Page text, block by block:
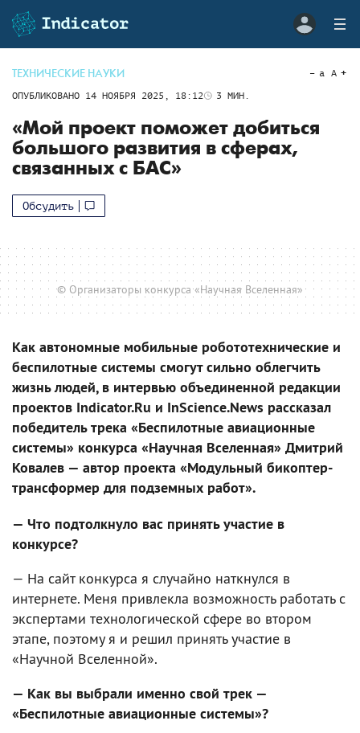
ТЕХНИЧЕСКИЕ НАУКИ
ОПУБЛИКОВАНО 14 НОЯБРЯ 2025, 18:12 3 МИН.
a A
«Мой проект поможет добиться
большого развития в сферах,
связанных с БАС»
Обсудить
© Организаторы конкурса «Научная Вселенная»
Как автономные мобильные робототехнические и
беспилотные системы смогут сильно облегчить
жизнь людей, в интервью объединенной редакции
проектов Indicator.Ru и InScience.News рассказал
победитель трека «Беспилотные авиационные
системы» конкурса «Научная Вселенная» Дмитрий
Ковалев — автор проекта «Модульный бикоптер-
трансформер для подземных работ».
— Что подтолкнуло вас принять участие в
конкурсе?
— На сайт конкурса я случайно наткнулся в
интернете. Меня привлекла возможность работать с
экспертами технологической сфере во втором
этапе, поэтому я и решил принять участие в
«Научной Вселенной».
— Как вы выбрали именно свой трек —
«Беспилотные авиационные системы»?